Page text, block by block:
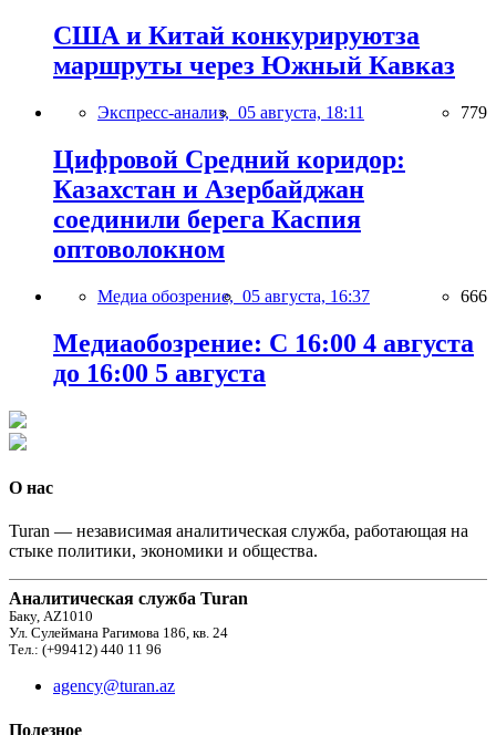
США и Китай конкурируютза
маршруты через Южный Кавказ
Экспресс-анализ, 05 августа, 18:11 779
Цифровой Средний коридор:
Казахстан и Азербайджан
соединили берега Каспия
оптоволокном
Медиа обозрение, 05 августа, 16:37 666
Медиаобозрение: С 16:00 4 августа
до 16:00 5 августа
О нас
Turan — независимая аналитическая служба, работающая на
стыке политики, экономики и общества.
Аналитическая служба Turan
Баку, AZ1010
Ул. Сулеймана Рагимова 186, кв. 24
Тел.: (+99412) 440 11 96
agency@turan.az
Полезное